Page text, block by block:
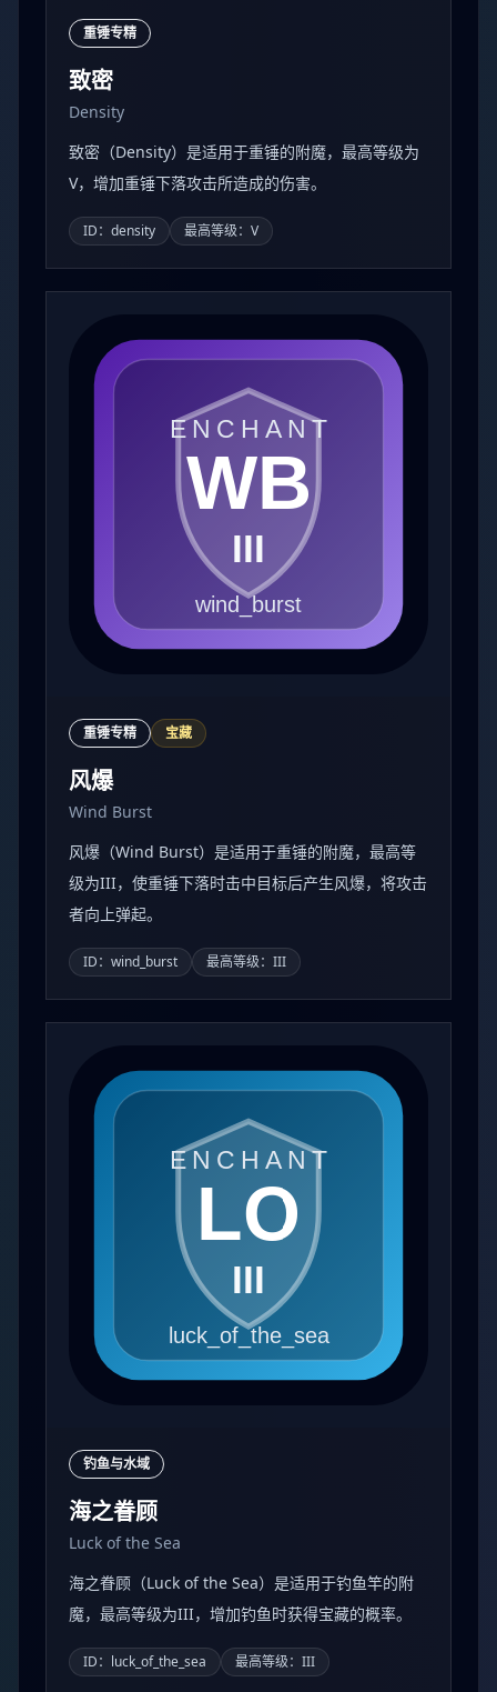
重锤专精
致密
Density
致密（Density）是适用于重锤的附魔，最高等级为
V，增加重锤下落攻击所造成的伤害。
ID：density 最高等级：V
重锤专精 宝藏
风爆
Wind Burst
风爆（Wind Burst）是适用于重锤的附魔，最高等
级为III，使重锤下落时击中目标后产生风爆，将攻击
者向上弹起。
ID：wind_burst 最高等级：III
钓鱼与水域
海之眷顾
Luck of the Sea
海之眷顾（Luck of the Sea）是适用于钓鱼竿的附
魔，最高等级为III，增加钓鱼时获得宝藏的概率。
ID：luck_of_the_sea 最高等级：III